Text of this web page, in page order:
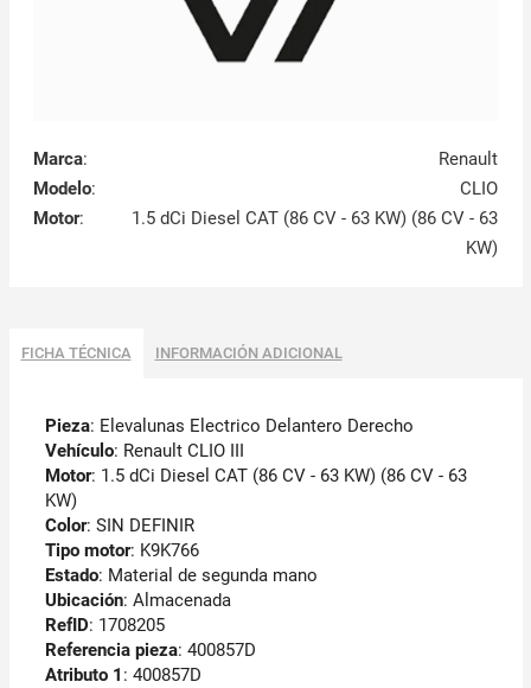
Marca:
Renault
Modelo:
CLIO
Motor:
1.5 dCi Diesel CAT (86 CV - 63 KW) (86 CV - 63
KW)
FICHA TÉCNICA INFORMACIÓN ADICIONAL
Pieza: Elevalunas Electrico Delantero Derecho
Vehículo: Renault CLIO III
Motor: 1.5 dCi Diesel CAT (86 CV - 63 KW) (86 CV - 63
KW)
Color: SIN DEFINIR
Tipo motor: K9K766
Estado: Material de segunda mano
Ubicación: Almacenada
RefID: 1708205
Referencia pieza: 400857D
Atributo 1 : 400857D